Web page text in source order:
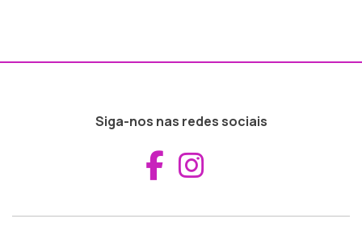
Siga-nos nas redes sociais
Aceder ao